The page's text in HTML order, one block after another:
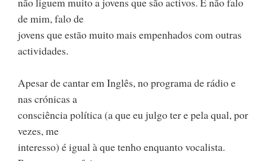
de mim, falo de
jovens que estão muito mais empenhados com outras
actividades.
Apesar de cantar em Inglês, no programa de rádio e
nas crónicas a
consciência política (a que eu julgo ter e pela qual, por
vezes, me
interesso) é igual à que tenho enquanto vocalista.